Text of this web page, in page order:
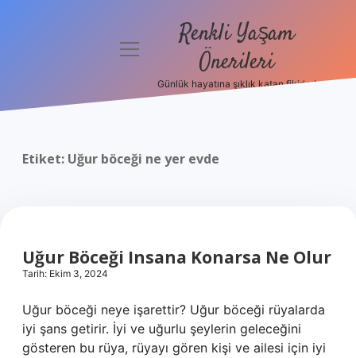
Politikası
menüyü
Renkli Yaşam
Önerileri
Günlük hayatına şıklık katan fikirler!
Etiket: Uğur böceği ne yer evde
Uğur Böceği Insana Konarsa Ne Olur
Tarih: Ekim 3, 2024
Uğur böceği neye işarettir? Uğur böceği rüyalarda
iyi şans getirir. İyi ve uğurlu şeylerin geleceğini
gösteren bu rüya, rüyayı gören kişi ve ailesi için iyi